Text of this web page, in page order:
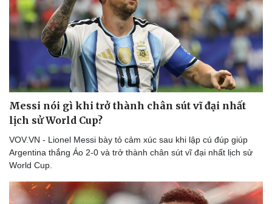
Messi nói gì khi trở thành chân sút vĩ đại nhất
lịch sử World Cup?
VOV.VN - Lionel Messi bày tỏ cảm xúc sau khi lập cú đúp giúp
Argentina thắng Áo 2-0 và trở thành chân sút vĩ đại nhất lịch sử
World Cup.